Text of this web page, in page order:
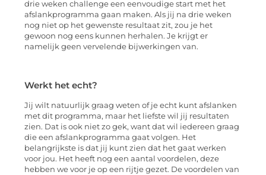
drie weken challenge een eenvoudige start met het
afslankprogramma gaan maken. Als jij na drie weken
nog niet op het gewenste resultaat zit, zou je het
gewoon nog eens kunnen herhalen. Je krijgt er
namelijk geen vervelende bijwerkingen van.
Werkt het echt?
Jij wilt natuurlijk graag weten of je echt kunt afslanken
met dit programma, maar het liefste wil jij resultaten
zien. Dat is ook niet zo gek, want dat wil iedereen graag
die een afslankprogramma gaat volgen. Het
belangrijkste is dat jij kunt zien dat het gaat werken
voor jou. Het heeft nog een aantal voordelen, deze
hebben we voor je op een rijtje gezet. De voordelen van